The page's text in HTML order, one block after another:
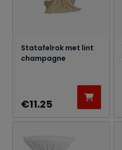
Statafelrok met lint
champagne
€11.25